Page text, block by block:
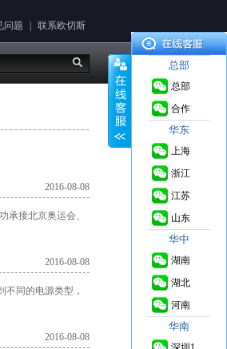
问题 联系欧切斯
2016-08-08
承接北京奥运会、
2016-08-08
同的电源类型，
2016-08-08
总部
总部
合作
华东
上海
浙江
江苏
山东
华中
湖南
湖北
河南
华南